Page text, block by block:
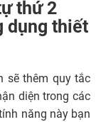
thứ 2
dụng thiết
sẽ thêm quy tắc
diện trong các
năng này bạn